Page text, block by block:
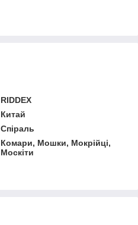
RIDDEX
Китай
Спіраль
Комари, Мошки, Мокрійці,
Москіти